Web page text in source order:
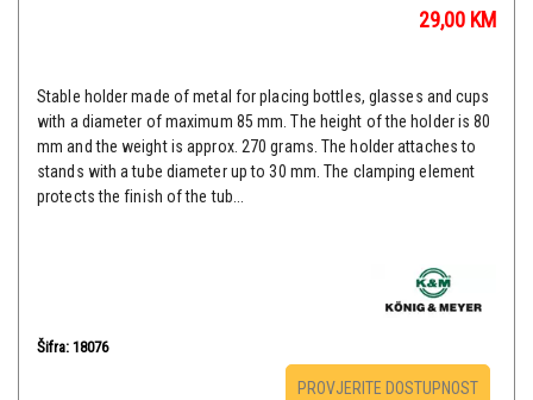
29,00 KM
Stable holder made of metal for placing bottles, glasses and cups
with a diameter of maximum 85 mm. The height of the holder is 80
mm and the weight is approx. 270 grams. The holder attaches to
stands with a tube diameter up to 30 mm. The clamping element
protects the finish of the tub...
Šifra: 18076
PROVJERITE DOSTUPNOST